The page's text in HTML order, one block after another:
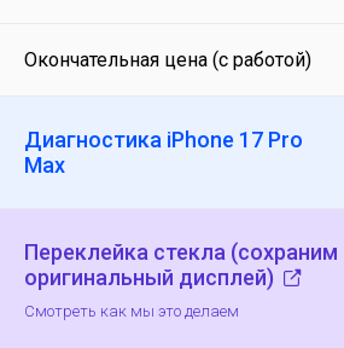
Окончательная цена (с работой)
Диагностика iPhone 17 Pro
Max
Переклейка стекла (сохраним
оригинальный дисплей)
Смотреть как мы это делаем